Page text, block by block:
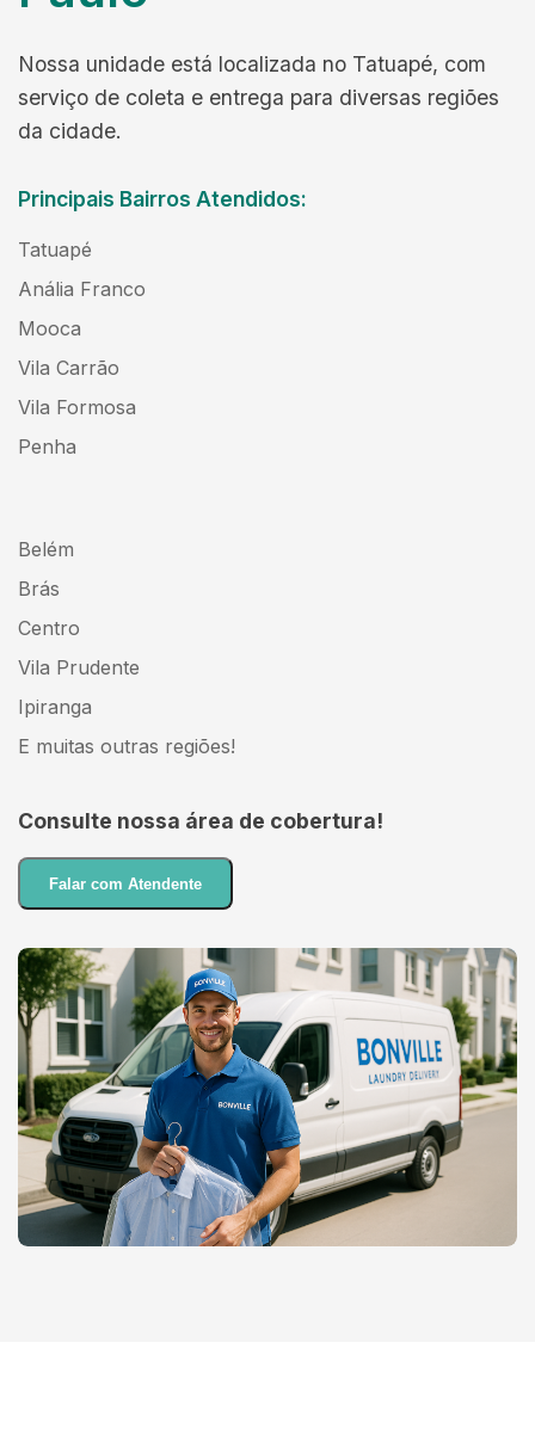
Nossa unidade está localizada no Tatuapé, com
serviço de coleta e entrega para diversas regiões
da cidade.
Principais Bairros Atendidos:
Tatuapé
Anália Franco
Mooca
Vila Carrão
Vila Formosa
Penha
Belém
Brás
Centro
Vila Prudente
Ipiranga
E muitas outras regiões!
Consulte nossa área de cobertura!
Falar com Atendente